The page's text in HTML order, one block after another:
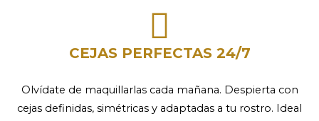
CEJAS PERFECTAS 24/7
Olvídate de maquillarlas cada mañana. Despierta con
cejas definidas, simétricas y adaptadas a tu rostro. Ideal